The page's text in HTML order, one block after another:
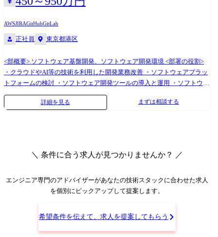
AWSJIRAGitHubGitLab
正社員 東京都港区
<部概要> ソフトウェア基盤開発、ソフトウェア開発環境 <部署の役割>
・クラウドやAI等の技術を利用した開発業務改善 ・ソフトウェアプラッ
トフォームの検討 ・ソフトウェア開発ツールの導入と運用 ・ソフトウェ
ア技術の教育開発 <入社後の担当領域> 以下の業務のうち、いずれかを担
当して頂きます。 ・クラウドを利用したソフトウェア開発環境の構築と
詳細を見る まずは相談する
＼ 条件に合う求人が見つかりませんか？ ／
エンジニア専門のアドバイザーがあなたの技術スタックに合わせた求人
を個別にピックアップして提案します。
希望条件を伝えて、求人を提案してもらう